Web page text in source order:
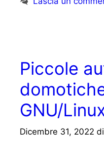
Piccole
GNU/
Dicembre 31, 2022 di